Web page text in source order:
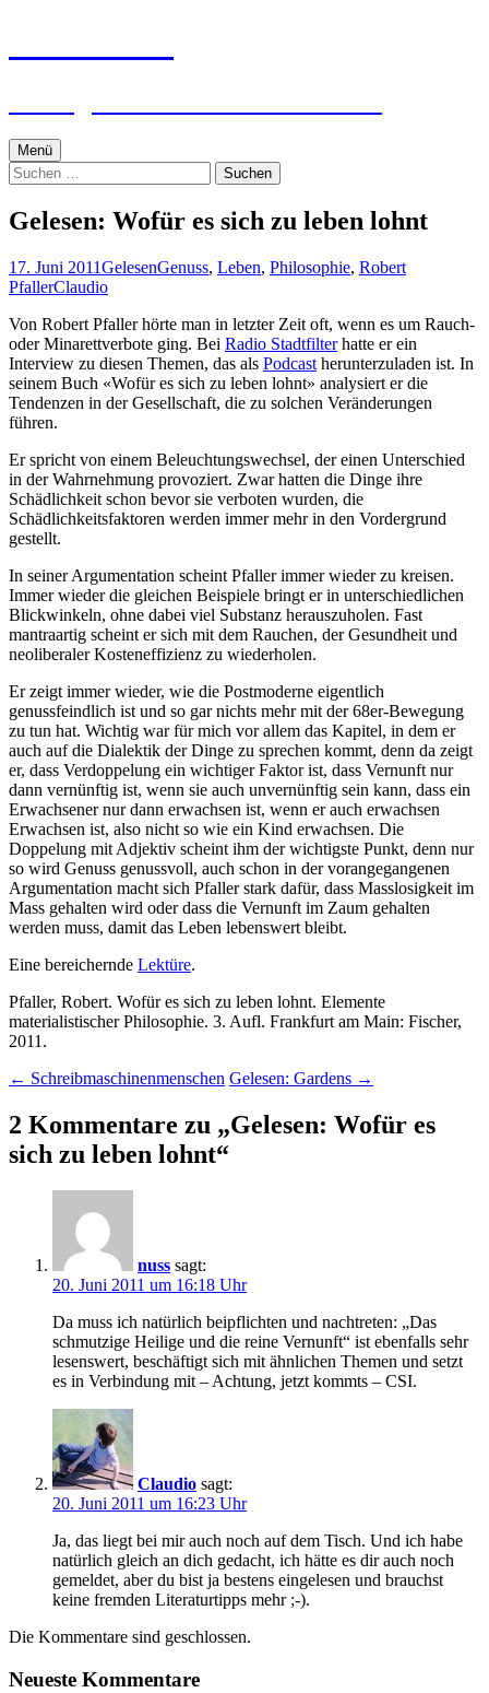
Menü
Suchen
nach:
Gelesen: Wofür es sich zu leben lohnt
17. Juni 2011GelesenGenuss, Leben, Philosophie, Robert
PfallerClaudio
Von Robert Pfaller hörte man in letzter Zeit oft, wenn es um Rauch-
oder Minarettverbote ging. Bei Radio Stadtfilterhatte er ein
Interview zu diesen Themen, das als Podcast herunterzuladen ist. In
seinem Buch «Wofür es sich zu leben lohnt» analysiert er die
Tendenzen in der Gesellschaft, die zu solchen Veränderungen
führen.
Er spricht von einem Beleuchtungswechsel, der einen Unterschied
in der Wahrnehmung provoziert. Zwar hatten die Dinge ihre
Schädlichkeit schon bevor sie verboten wurden, die
Schädlichkeitsfaktoren werden immer mehr in den Vordergrund
gestellt.
In seiner Argumentation scheint Pfaller immer wieder zu kreisen.
Immer wieder die gleichen Beispiele bringt er in unterschiedlichen
Blickwinkeln, ohne dabei viel Substanz herauszuholen. Fast
mantraartig scheint er sich mit dem Rauchen, der Gesundheit und
neoliberaler Kosteneffizienz zu wiederholen.
Er zeigt immer wieder, wie die Postmoderne eigentlich
genussfeindlich ist und so gar nichts mehr mit der 68er-Bewegung
zu tun hat. Wichtig war für mich vor allem das Kapitel, in dem er
auch auf die Dialektik der Dinge zu sprechen kommt, denn da zeigt
er, dass Verdoppelung ein wichtiger Faktor ist, dass Vernunft nur
dann vernünftig ist, wenn sie auch unvernünftig sein kann, dass ein
Erwachsener nur dann erwachsen ist, wenn er auch erwachsen
Erwachsen ist, also nicht so wie ein Kind erwachsen. Die
Doppelung mit Adjektiv scheint ihm der wichtigste Punkt, denn nur
so wird Genuss genussvoll, auch schon in der vorangegangenen
Argumentation macht sich Pfaller stark dafür, dass Masslosigkeit im
Mass gehalten wird oder dass die Vernunft im Zaum gehalten
werden muss, damit das Leben lebenswert bleibt.
Eine bereichernde Lektüre.
Pfaller, Robert. Wofür es sich zu leben lohnt. Elemente
materialistischer Philosophie. 3. Aufl. Frankfurt am Main: Fischer,
2011.
Beitragsnavigation
← Schreibmaschinenmenschen Gelesen: Gardens →
2 Kommentare zu „Gelesen: Wofür es
sich zu leben lohnt“
nuss sagt:
20. Juni 2011 um 16:18 Uhr
Da muss ich natürlich beipflichten und nachtreten: „Das
schmutzige Heilige und die reine Vernunft“ ist ebenfalls sehr
lesenswert, beschäftigt sich mit ähnlichen Themen und setzt
es in Verbindung mit – Achtung, jetzt kommts – CSI.
Claudio sagt:
20. Juni 2011 um 16:23 Uhr
Ja, das liegt bei mir auch noch auf dem Tisch. Und ich habe
natürlich gleich an dich gedacht, ich hätte es dir auch noch
gemeldet, aber du bist ja bestens eingelesen und brauchst
keine fremden Literaturtipps mehr ;-).
Die Kommentare sind geschlossen.
Neueste Kommentare